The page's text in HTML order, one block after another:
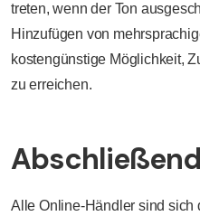
treten, wenn der Ton
Hinzufügen von
kostengünstige Möglichkeit,
zu erreichen.
Alle Online-Händler sind sich